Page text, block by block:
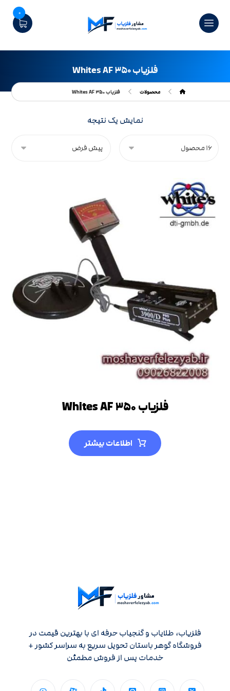
0
فلزیاب Whites AF ۳۵۰
محصولات فلزیاب Whites AF ۳۵۰
نمایش یک نتیجه
فلزیاب Whites AF ۳۵۰
اطلاعات بیشتر
فلزیاب، طلایاب و گنجیاب حرفه ای با بهترین قیمت در
فروشگاه گوهر باستان تحویل سریع به سراسر کشور +
خدمات پس از فروش مطمئن